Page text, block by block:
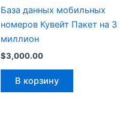
База данных мобильных
номеров Кувейт Пакет на 3
миллион
$3,000.00
В корзину